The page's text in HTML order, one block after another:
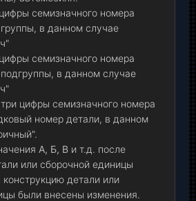
семизначного номера
в данном случае
семизначного номера
в данном случае
цифры семизначного номера
номер детали, в данном
А, Б, В и т.д. после
или сборочной единицы
конструкцию детали или
были внесены изменения.